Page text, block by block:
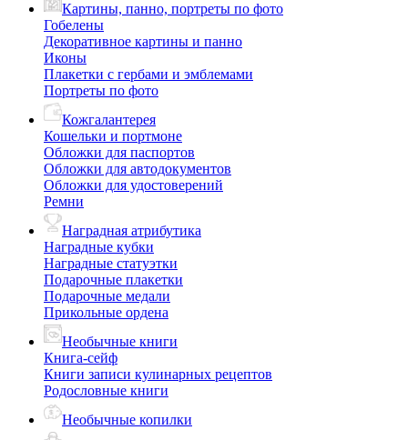
Картины, панно, портреты по фото
Гобелены
Декоративное картины и панно
Иконы
Плакетки с гербами и эмблемами
Портреты по фото
Кожгалантерея
Кошельки и портмоне
Обложки для паспортов
Обложки для автодокументов
Обложки для удостоверений
Ремни
Наградная атрибутика
Наградные кубки
Наградные статуэтки
Подарочные плакетки
Подарочные медали
Прикольные ордена
Необычные книги
Книга-сейф
Книги записи кулинарных рецептов
Родословные книги
Необычные копилки